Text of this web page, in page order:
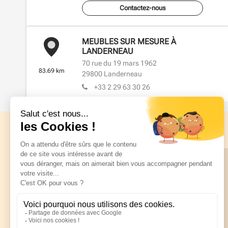
Contactez-nous
83.69 km
MEUBLES SUR MESURE À
LANDERNEAU
70 rue du 19 mars 1962
29800 Landerneau
+33 2 29 63 30 26
En savoir plus
Prendre rendez-
vous
94.18 km
MEUBLES SUR MESURE À
14-16 place Terre au Duc
29000Quimper
S’INSPIRER
Télécharger le catalogue